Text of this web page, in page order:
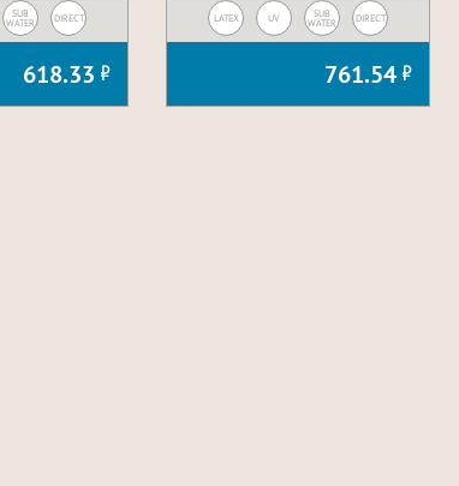
SUB
WATER
DIRECT
618.33
LATEX UV
SUB
WATER
DIRECT
761.54